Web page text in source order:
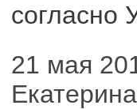
согласно
21 мая